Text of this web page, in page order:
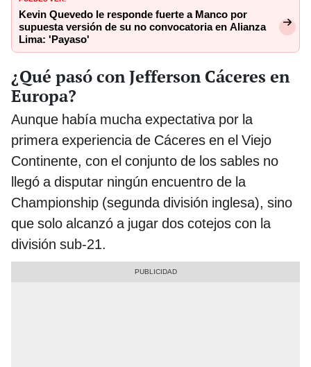
Kevin Quevedo le responde fuerte a Manco por
supuesta versión de su no convocatoria en Alianza
Lima: 'Payaso'
¿Qué pasó con Jefferson Cáceres en
Europa?
Aunque había mucha expectativa por la
primera experiencia de Cáceres en el Viejo
Continente, con el conjunto de los sables no
llegó a disputar ningún encuentro de la
Championship (segunda división inglesa), sino
que solo alcanzó a jugar dos cotejos con la
división sub-21.